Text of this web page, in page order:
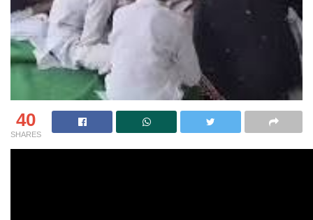
40
SHARES